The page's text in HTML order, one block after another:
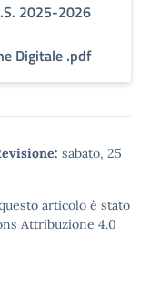
2025-2026
Digitale .pdf
sabato, 25
articolo è stato
Attribuzione 4.0